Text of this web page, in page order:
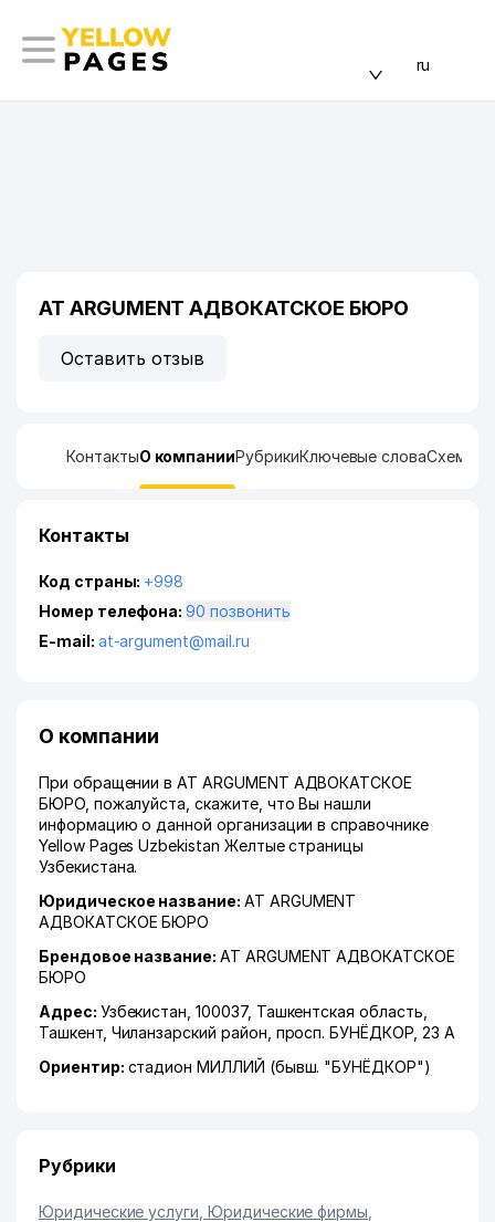
ru
AT ARGUMENT АДВОКАТСКОЕ БЮРО
Оставить отзыв
КонтактыО компанииРубрикиКлючевые словаСхема
Контакты
Код страны: +998
Номер телефона:
90 позвонить
E-mail: at-argument@mail.ru
О компании
При обращении в AT ARGUMENT АДВОКАТСКОЕ
БЮРО, пожалуйста, скажите, что Вы нашли
информацию о данной организации в справочнике
Yellow Pages Uzbekistan Желтые страницы
Узбекистана.
Юридическое название: AT ARGUMENT
АДВОКАТСКОЕ БЮРО
Брендовое название: AT ARGUMENT АДВОКАТСКОЕ
БЮРО
Адрес: Узбекистан, 100037, Ташкентская область
Ташкент, Чиланзарский район просп. БУНЁДКОР, 23 А
Ориентир: стадион МИЛЛИЙ (бывш. "БУНЁДКОР")
Рубрики
Юридические услуги, Юридические фирмы